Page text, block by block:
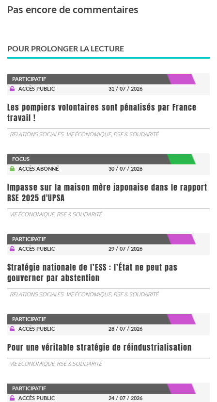
Pas encore de commentaires
POUR PROLONGER LA LECTURE
PARTICIPATIF
ACCÈS PUBLIC
31 / 07 / 2026
Les pompiers volontaires sont pénalisés par France
travail !
RELATIONS SOCIALES VIE ÉCONOMIQUE, RSE & SOLIDARITÉ
FOCUS
ACCÈS ABONNÉ
30 / 07 / 2026
Impasse sur la maison mère japonaise dans le rapport
RSE 2025 d'UPSA
VIE ÉCONOMIQUE, RSE & SOLIDARITÉ
PARTICIPATIF
ACCÈS PUBLIC
29 / 07 / 2026
Stratégie nationale de l’ESS : l’État ne peut pas
gouverner par abstention
RELATIONS SOCIALES VIE ÉCONOMIQUE, RSE & SOLIDARITÉ
PARTICIPATIF
ACCÈS PUBLIC
28 / 07 / 2026
Pour une véritable stratégie de réindustrialisation
VIE ÉCONOMIQUE, RSE & SOLIDARITÉ
PARTICIPATIF
ACCÈS PUBLIC
24 / 07 / 2026